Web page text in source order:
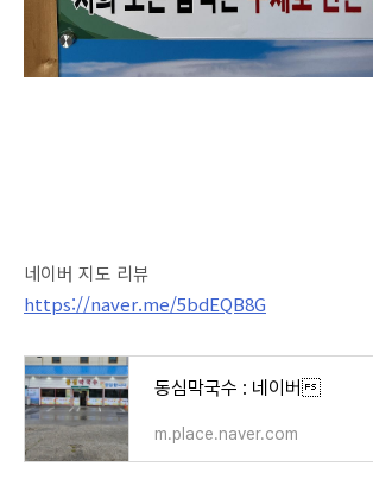
네이버 지도 리뷰
https://naver.me/5bdEQB8G
동심막국수 : 네이버
m.place.naver.com